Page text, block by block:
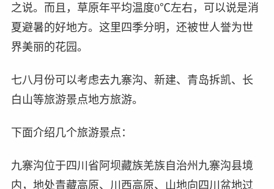
之说。而且，草原年平均温度0℃左右，可以说是消
夏避暑的好地方。这里四季分明，还被世人誉为世
界美丽的花园。
七八月份可以考虑去九寨沟、新建、青岛拆凯、长
白山等旅游景点地方旅游。
下面介绍几个旅游景点：
九寨沟位于四川省阿坝藏族羌族自治州九寨沟县境
内，地处青藏高原、川西高原、山地向四川盆地过